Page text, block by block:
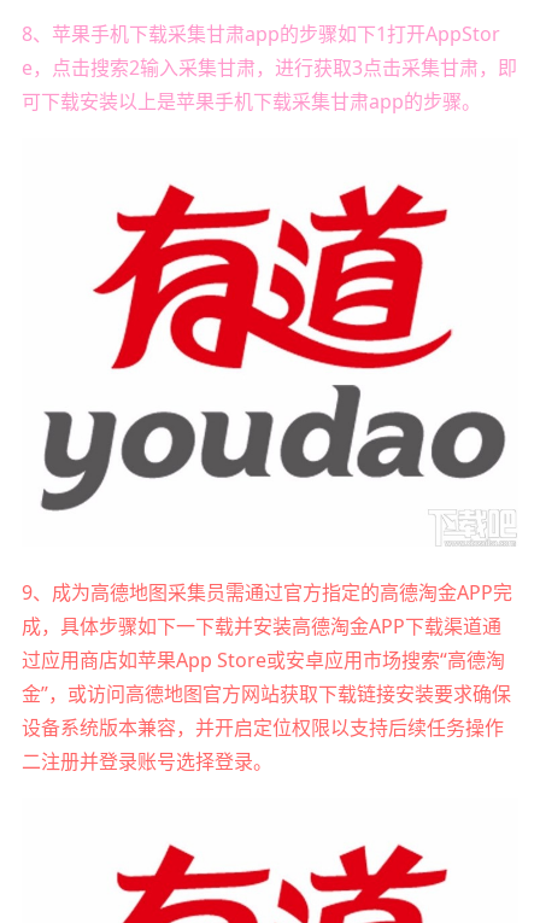
8、苹果手机下载采集甘肃app的步骤如下1打开AppStor
e，点击搜索2输入采集甘肃，进行获取3点击采集甘肃，即
可下载安装以上是苹果手机下载采集甘肃app的步骤。
9、成为高德地图采集员需通过官方指定的高德淘金APP完
成，具体步骤如下一下载并安装高德淘金APP下载渠道通
过应用商店如苹果App Store或安卓应用市场搜索“高德淘
金”，或访问高德地图官方网站获取下载链接安装要求确保
设备系统版本兼容，并开启定位权限以支持后续任务操作
二注册并登录账号选择登录。